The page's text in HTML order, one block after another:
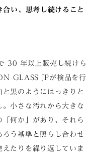
い、思考し続けること
30 年以上販売し続けら
GLASS JPが検品を行
黒のようにはっきりと
。小さな汚れから大きな
何か」があり、それら
ろう基準と照らし合わせ
たりを繰り返していま